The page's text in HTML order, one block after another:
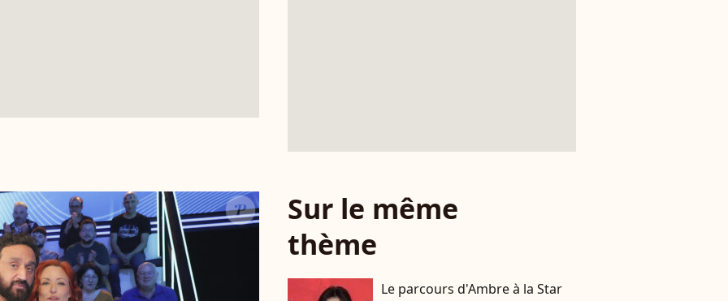
Sur le même
thème
Le parcours d'Ambre à la Star